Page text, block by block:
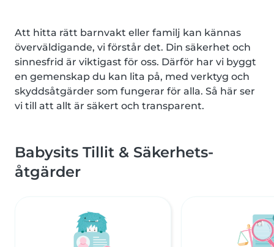
Att hitta rätt barnvakt eller familj kan kännas
överväldigande, vi förstår det. Din säkerhet och
sinnesfrid är viktigast för oss. Därför har vi byggt
en gemenskap du kan lita på, med verktyg och
skyddsåtgärder som fungerar för alla. Så här ser
vi till att allt är säkert och transparent.
Babysits Tillit & Säkerhets-
åtgärder